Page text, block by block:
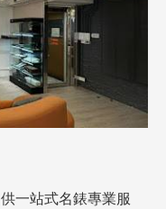
一站式名錶專業服